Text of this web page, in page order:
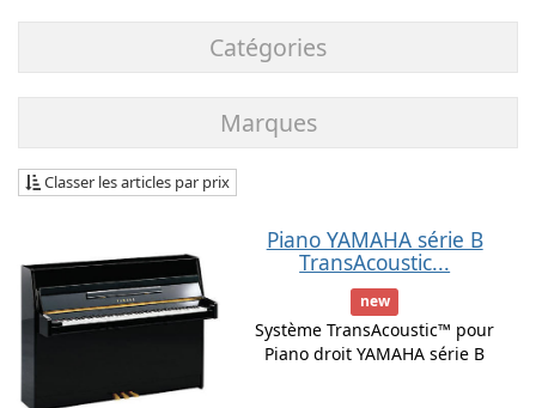
Catégories
Marques
Classer les articles par prix
Piano YAMAHA série B
TransAcoustic...
new
Système TransAcoustic™ pour
Piano droit YAMAHA série B